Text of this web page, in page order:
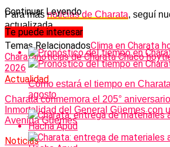
Para másnoticias de Charata, seguí
actualizada.
Temas RelacionadosClima en Charata
Charatanoticias de Charata Chaco hoy
2026
Actualidad
Charata conmemora el 205°
Inmortalidad del General Güemes con
Avenida Güemes
Noticias
Continuar Leyendo
Te puede interesar
Cómo estará el tiempo en
agosto